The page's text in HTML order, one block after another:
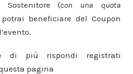
Sostenitore (con una quota
beneficiare del Coupon
di più rispondi registrati
pagina